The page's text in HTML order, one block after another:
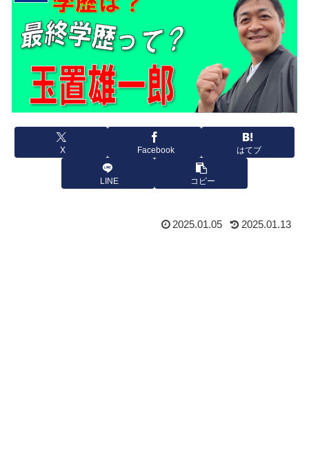
X Facebook はてブ
LINE コピー
2025.01.05 2025.01.13